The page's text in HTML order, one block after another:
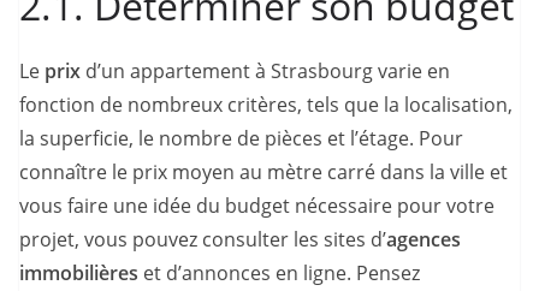
Le prix d’un appartement à Strasbourg varie en
fonction de nombreux critères, tels que la localisation,
la superficie, le nombre de pièces et l’étage. Pour
connaître le prix moyen au mètre carré dans la ville et
vous faire une idée du budget nécessaire pour votre
projet, vous pouvez consulter les sites d’agences
immobilières et d’annonces en ligne. Pensez